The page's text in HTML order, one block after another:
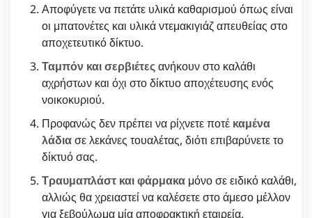
Αποφύγετε να πετάτε υλικά καθαρισμού όπως είναι
οι μπατονέτες και υλικά ντεμακιγιάζ απευθείας στο
αποχετευτικό δίκτυο.
Ταμπόν και σερβιέτεςανήκουν στο καλάθι
αχρήστων και όχι στο δίκτυο αποχέτευσης ενός
νοικοκυριού.
Προφανώς δεν πρέπει να ρίχνετε ποτέ καμένα
λάδιασε λεκάνες τουαλέτας, διότι επιβαρύνετε το
δίκτυό σας.
Τραυμαπλάστ και φάρμακα μόνο σε ειδικό καλάθι,
αλλιώς θα χρειαστεί να καλέσετε στο άμεσο μέλλον
για ξεβούλωμα μία αποφρακτική εταιρεία.